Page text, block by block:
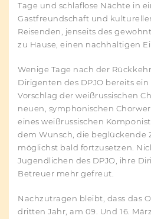
Tage und schlaflose Nächte in
Gastfreundschaft und
Reisenden, jenseits des
zu Hause, einen nachhaltigen
Wenige Tage nach der
Dirigenten des DPJO bereits
Vorschlag der weißrussischen
neuen, symphonischen
eines weißrussischen
dem Wunsch, die beglückende
möglichst bald fortzusetzen.
Jugendlichen des DPJO, ihre
Betreuer mehr gefreut.
Nachzutragen bleibt, dass das
dritten Jahr, am 09. Und 16.